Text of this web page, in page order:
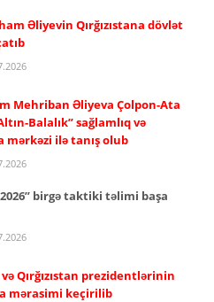
Əliyevin Qırğızıstana dövlət
Mehriban Əliyeva Çolpon-Ata
Balalık” sağlamlıq və
mərkəzi ilə tanış olub
birgə taktiki təlimi başa
Qırğızıstan prezidentlərinin
mərasimi keçirilib